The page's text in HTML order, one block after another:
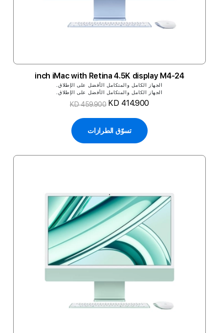
24-inch iMac with Retina 4.5K display M4
الجهاز الكامل والمتكامل الأفضل على الإطلاق.
الجهاز الكامل والمتكامل الأفضل على الإطلاق.
KD 414.900
KD 459.900
تسوّق الطرازات